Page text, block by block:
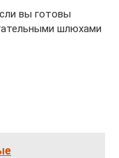
вы готовы
шлюхами